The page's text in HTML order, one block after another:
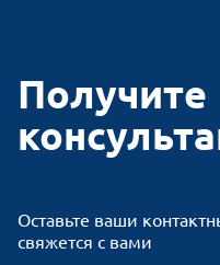
Получите
Оставьте ваши
свяжется с вами